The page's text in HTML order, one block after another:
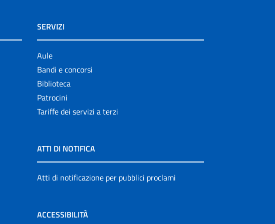
SERVIZI
Aule
Bandi e concorsi
Biblioteca
Patrocini
Tariffe dei servizi a terzi
ATTI DI NOTIFICA
Atti di notificazione per pubblici proclami
ACCESSIBILITÀ